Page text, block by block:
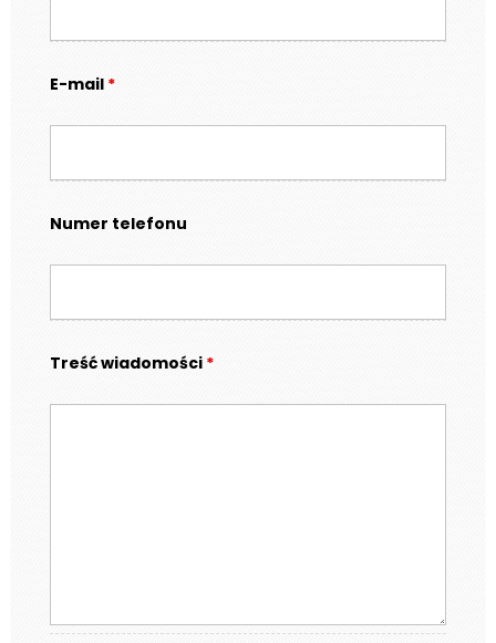
E-mail *
Numer telefonu
Treść wiadomości *